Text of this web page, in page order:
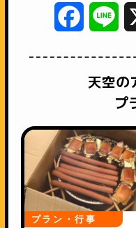
Facebook
天空の
プ
プラン・行事